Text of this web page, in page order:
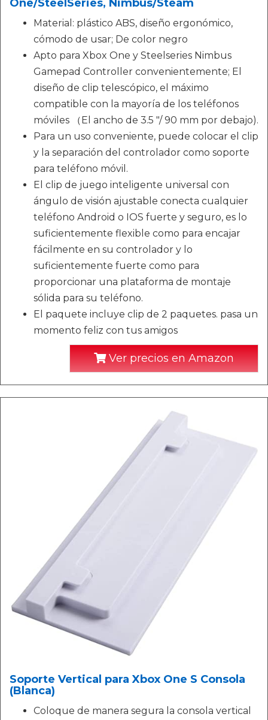
One/SteelSeries, Nimbus/Steam
Material: plástico ABS, diseño ergonómico,
cómodo de usar; De color negro
Apto para Xbox One y Steelseries Nimbus
Gamepad Controller convenientemente; El
diseño de clip telescópico, el máximo
compatible con la mayoría de los teléfonos
móviles （El ancho de 3.5 "/ 90 mm por debajo).
Para un uso conveniente, puede colocar el clip
y la separación del controlador como soporte
para teléfono móvil.
El clip de juego inteligente universal con
ángulo de visión ajustable conecta cualquier
teléfono Android o IOS fuerte y seguro, es lo
suficientemente flexible como para encajar
fácilmente en su controlador y lo
suficientemente fuerte como para
proporcionar una plataforma de montaje
sólida para su teléfono.
El paquete incluye clip de 2 paquetes. pasa un
momento feliz con tus amigos
Ver precios en Amazon
Soporte Vertical para Xbox One S Consola
(Blanca)
Coloque de manera segura la consola vertical